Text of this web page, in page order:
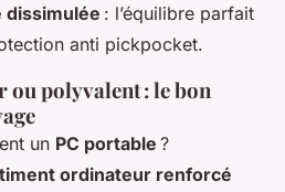
: l’équilibre parfait
anti pickpocket.
ou polyvalent : le bon
un PC portable ?
ordinateur renforcé